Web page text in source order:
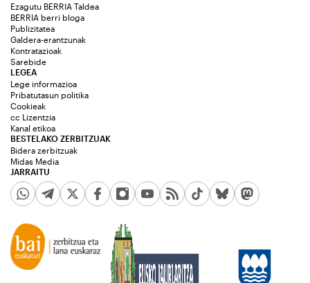
Ezagutu BERRIA Taldea
BERRIA berri bloga
Publizitatea
Galdera-erantzunak
Kontratazioak
Sarebide
JARRAITU
LEGEA
Lege informazioa
Pribatutasun politika
Cookieak
cc Lizentzia
Kanal etikoa
BESTELAKO ZERBITZUAK
Bidera zerbitzuak
Midas Media